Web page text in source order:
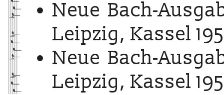
Neue Bach-
Leipzig, Kassel
Neue Bach-
Leipzig, Kassel